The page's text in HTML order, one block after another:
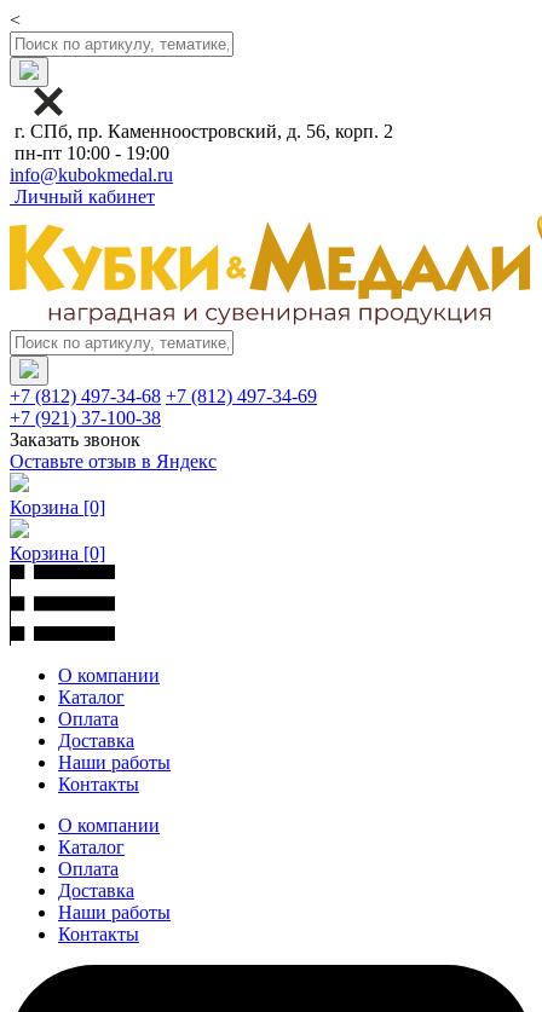
<
г. СПб, пр. Каменноостровский, д. 56, корп. 2
пн-пт 10:00 - 19:00
info@kubokmedal.ru
Личный кабинет
+7 (812) 497-34-68 +7 (812) 497-34-69
+7 (921) 37-100-38
Заказать звонок
Оставьте отзыв в Яндекс
Корзина [0]
Корзина [0]
О компании
Каталог
Оплата
Доставка
Наши работы
Контакты
О компании
Каталог
Оплата
Доставка
Наши работы
Контакты